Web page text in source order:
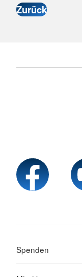
Spenden